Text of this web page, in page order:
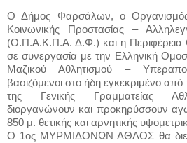
Ο Δήμος Φαρσάλων, ο Οργανισμός
Κοινωνικής Προστασίας –
(Ο.Π.Α.Κ.Π.Α. Δ.Φ.) και η Περιφέρεια
σε συνεργασία με την Ελληνική
Μαζικού Αθλητισμού –
βασιζόμενοι στο ήδη εγκεκριμένο
της Γενικής Γραμματείας
διοργανώνουν και προκηρύσσουν
850 μ. θετικής και αρνητικής
Ο 1ος ΜΥΡΜΙΔΟΝΩΝ ΑΘΛΟΣ θα